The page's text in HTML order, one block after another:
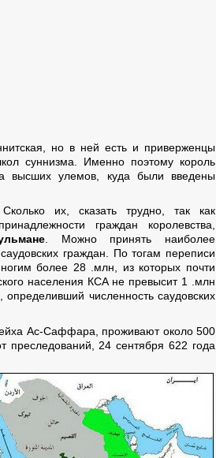
но в ней есть и приверженцы
суннизма. Именно поэтому король
высших улемов, куда были введены
их, сказать трудно, так как
граждан королевства,
. Можно принять наиболее
граждан. По тогам переписи
более 28 .млн, из которых почти
населения КСА не превысит 1 .млн
численность саудовских
Ас-Саффара, проживают около 500
преследований, 24 сентября 622 года